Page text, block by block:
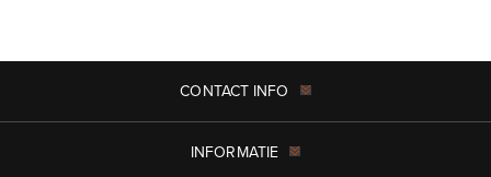
CONTACT INFO
INFORMATIE